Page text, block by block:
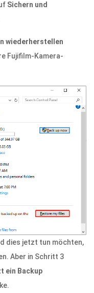
Sichern und
wiederherstellen
Fujifilm-Kamera-
dies jetzt tun möchten,
Aber in Schritt 3
ein Backup